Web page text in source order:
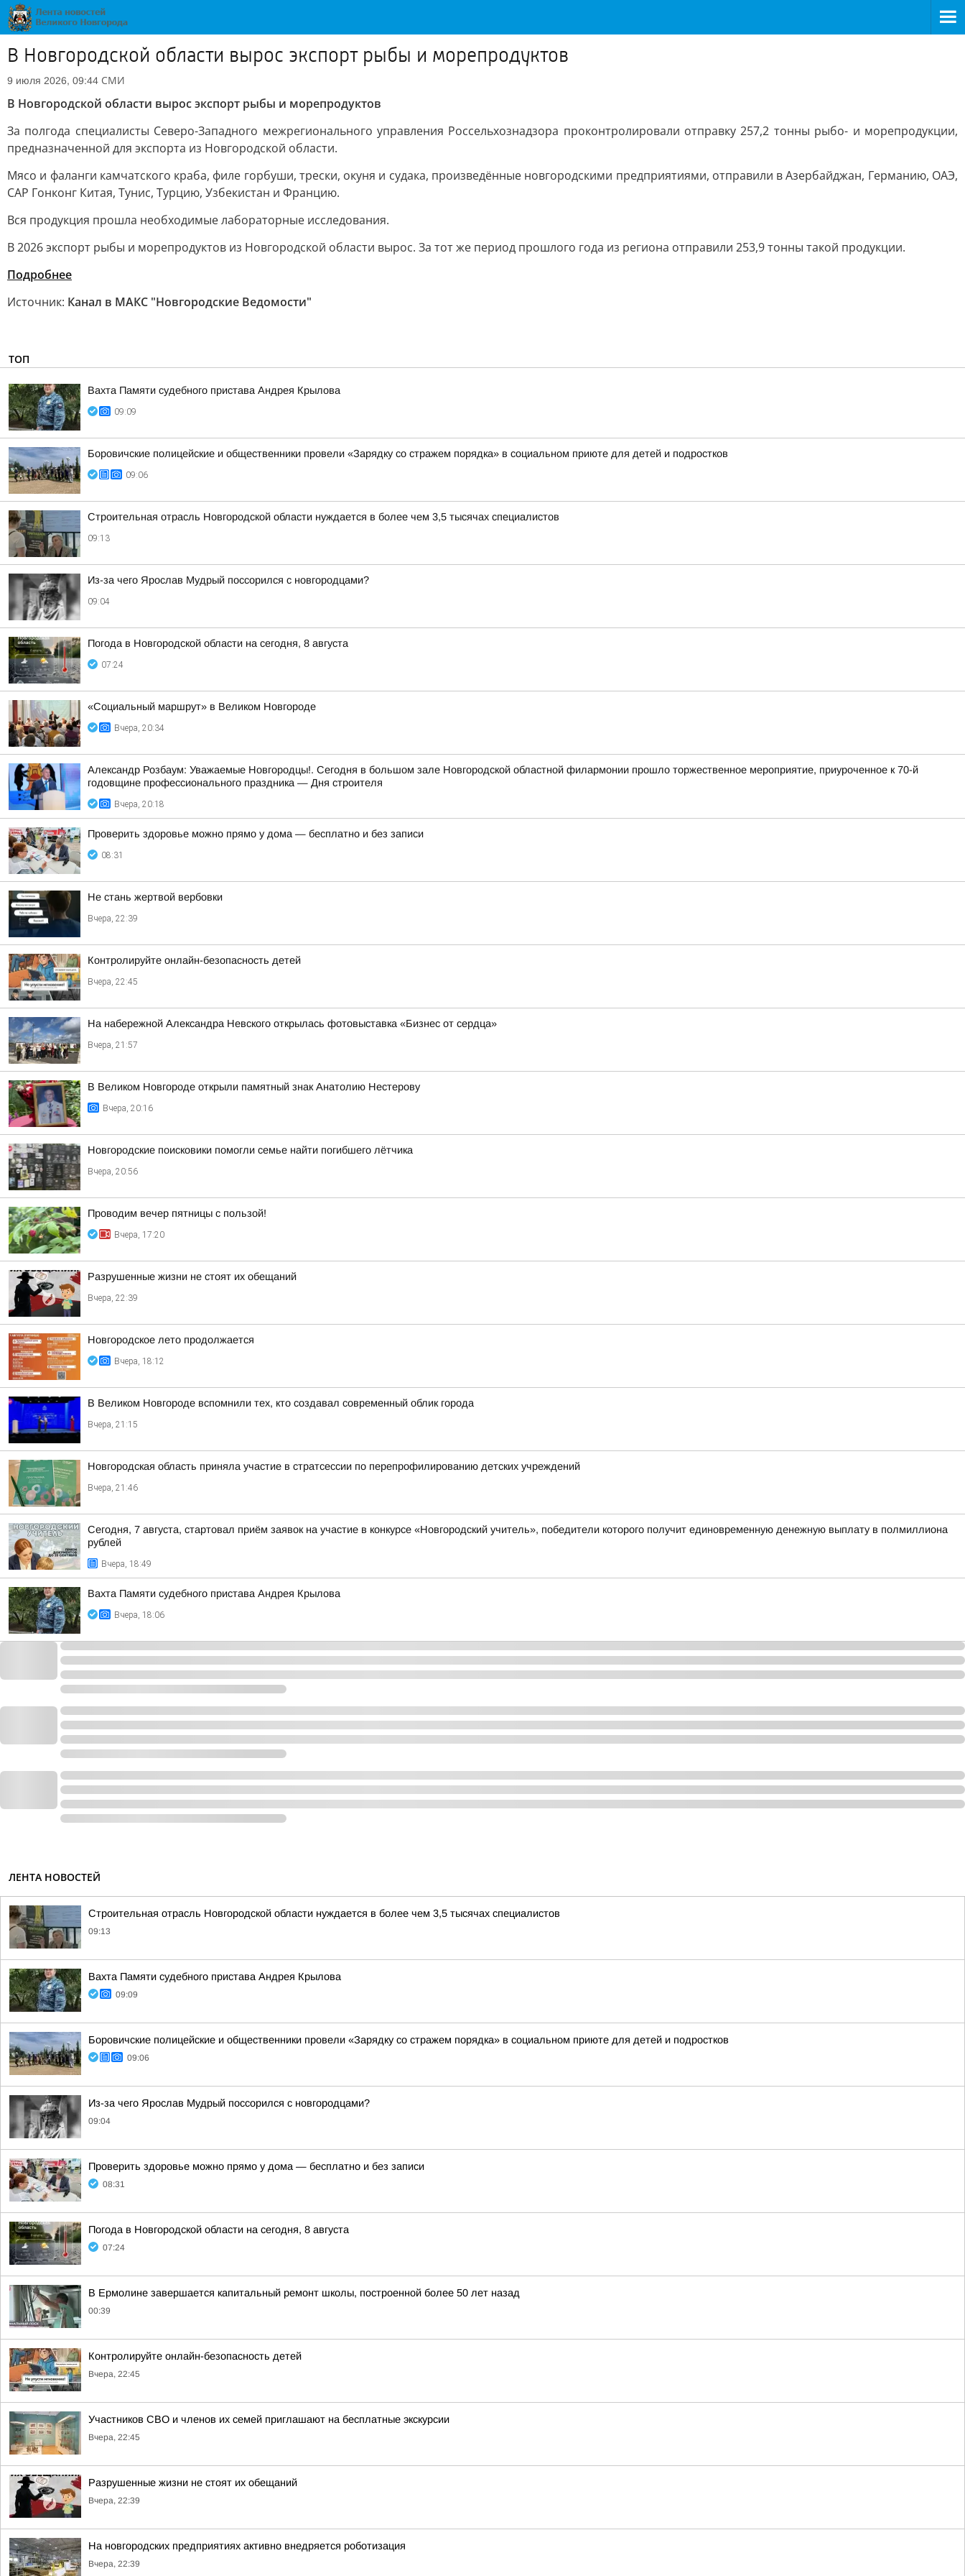
В Новгородской области вырос экспорт рыбы и морепродуктов
9 июля 2026, 09:44 СМИ
В Новгородской области вырос экспорт рыбы и морепродуктов
За полгода специалисты Северо-Западного межрегионального управления Россельхознадзора проконтролировали отправку 257,2 тонны рыбо- и морепродукции,
предназначенной для экспорта из Новгородской области.
Мясо и фаланги камчатского краба, филе горбуши, трески, окуня и судака, произведённые новгородскими предприятиями, отправили в Азербайджан, Германию, ОАЭ,
САР Гонконг Китая, Тунис, Турцию, Узбекистан и Францию.
Вся продукция прошла необходимые лабораторные исследования.
В 2026 экспорт рыбы и морепродуктов из Новгородской области вырос. За тот же период прошлого года из региона отправили 253,9 тонны такой продукции.
Подробнее
Источник: Канал в МАКС "Новгородские Ведомости"
ТОП
Вахта Памяти судебного пристава Андрея Крылова
09:09
Боровичские полицейские и общественники провели «Зарядку со стражем порядка» в социальном приюте для детей и подростков
09:06
Строительная отрасль Новгородской области нуждается в более чем 3,5 тысячах специалистов
09:13
Из-за чего Ярослав Мудрый поссорился с новгородцами?
09:04
Погода в Новгородской области на сегодня, 8 августа
07:24
«Социальный маршрут» в Великом Новгороде
Вчера, 20:34
Александр Розбаум: Уважаемые Новгородцы!. Сегодня в большом зале Новгородской областной филармонии прошло торжественное мероприятие, приуроченное к 70-й
годовщине профессионального праздника — Дня строителя
Вчера, 20:18
Проверить здоровье можно прямо у дома — бесплатно и без записи
08:31
Не стань жертвой вербовки
Вчера, 22:39
Контролируйте онлайн-безопасность детей
Вчера, 22:45
На набережной Александра Невского открылась фотовыставка «Бизнес от сердца»
Вчера, 21:57
В Великом Новгороде открыли памятный знак Анатолию Нестерову
Вчера, 20:16
Новгородские поисковики помогли семье найти погибшего лётчика
Вчера, 20:56
Проводим вечер пятницы с пользой!
Вчера, 17:20
Разрушенные жизни не стоят их обещаний
Вчера, 22:39
Новгородское лето продолжается
Вчера, 18:12
В Великом Новгороде вспомнили тех, кто создавал современный облик города
Вчера, 21:15
Новгородская область приняла участие в стратсессии по перепрофилированию детских учреждений
Вчера, 21:46
Сегодня, 7 августа, стартовал приём заявок на участие в конкурсе «Новгородский учитель», победители которого получит единовременную денежную выплату в полмиллиона
рублей
Вчера, 18:49
Вахта Памяти судебного пристава Андрея Крылова
Вчера, 18:06
ЛЕНТА НОВОСТЕЙ
Строительная отрасль Новгородской области нуждается в более чем 3,5 тысячах специалистов
09:13
Вахта Памяти судебного пристава Андрея Крылова
09:09
Боровичские полицейские и общественники провели «Зарядку со стражем порядка» в социальном приюте для детей и подростков
09:06
Из-за чего Ярослав Мудрый поссорился с новгородцами?
09:04
Проверить здоровье можно прямо у дома — бесплатно и без записи
08:31
Погода в Новгородской области на сегодня, 8 августа
07:24
В Ермолине завершается капитальный ремонт школы, построенной более 50 лет назад
00:39
Контролируйте онлайн-безопасность детей
Вчера, 22:45
Участников СВО и членов их семей приглашают на бесплатные экскурсии
Вчера, 22:45
Разрушенные жизни не стоят их обещаний
Вчера, 22:39
На новгородских предприятиях активно внедряется роботизация
Вчера, 22:39